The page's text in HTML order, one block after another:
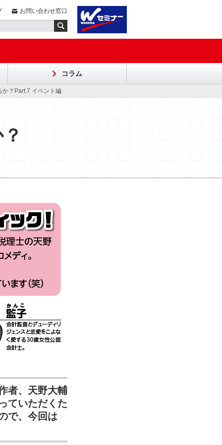
お問い合わせ窓口
コラム
？Part.7 イベント編
者、天野大輔
ていただくた
で、今回は